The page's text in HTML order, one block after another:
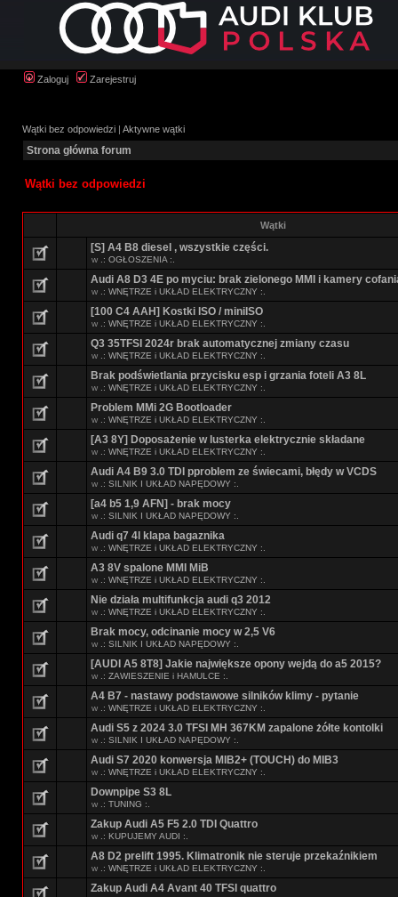
Zaloguj Zarejestruj
Wątki bez odpowiedzi | Aktywne wątki
Strona główna forum
Wątki bez odpowiedzi
Wątki
[S] A4 B8 diesel , wszystkie części.
w .: OGŁOSZENIA :.
Audi A8 D3 4E po myciu: brak zielonego MMI i kamery
w .: WNĘTRZE i UKŁAD ELEKTRYCZNY :.
[100 C4 AAH] Kostki ISO / miniISO
w .: WNĘTRZE i UKŁAD ELEKTRYCZNY :.
Q3 35TFSI 2024r brak automatycznej zmiany czasu
w .: WNĘTRZE i UKŁAD ELEKTRYCZNY :.
Brak podświetlania przycisku esp i grzania foteli A3 8L
w .: WNĘTRZE i UKŁAD ELEKTRYCZNY :.
Problem MMi 2G Bootloader
w .: WNĘTRZE i UKŁAD ELEKTRYCZNY :.
[A3 8Y] Doposażenie w lusterka elektrycznie składane
w .: WNĘTRZE i UKŁAD ELEKTRYCZNY :.
Audi A4 B9 3.0 TDI pproblem ze świecami, błędy w VCDS
w .: SILNIK I UKŁAD NAPĘDOWY :.
[a4 b5 1,9 AFN] - brak mocy
w .: SILNIK I UKŁAD NAPĘDOWY :.
Audi q7 4l klapa bagaznika
w .: WNĘTRZE i UKŁAD ELEKTRYCZNY :.
A3 8V spalone MMI MiB
w .: WNĘTRZE i UKŁAD ELEKTRYCZNY :.
Nie działa multifunkcja audi q3 2012
w .: WNĘTRZE i UKŁAD ELEKTRYCZNY :.
Brak mocy, odcinanie mocy w 2,5 V6
w .: SILNIK I UKŁAD NAPĘDOWY :.
[AUDI A5 8T8] Jakie największe opony wejdą do a5 2015?
w .: ZAWIESZENIE i HAMULCE :.
A4 B7 - nastawy podstawowe silników klimy - pytanie
w .: WNĘTRZE i UKŁAD ELEKTRYCZNY :.
Audi S5 z 2024 3.0 TFSI MH 367KM zapalone żółte kontolki
w .: SILNIK I UKŁAD NAPĘDOWY :.
Audi S7 2020 konwersja MIB2+ (TOUCH) do MIB3
w .: WNĘTRZE i UKŁAD ELEKTRYCZNY :.
Downpipe S3 8L
w .: TUNING :.
Zakup Audi A5 F5 2.0 TDI Quattro
w .: KUPUJEMY AUDI :.
A8 D2 prelift 1995. Klimatronik nie steruje przekaźnikiem
w .: WNĘTRZE i UKŁAD ELEKTRYCZNY :.
Zakup Audi A4 Avant 40 TFSI quattro